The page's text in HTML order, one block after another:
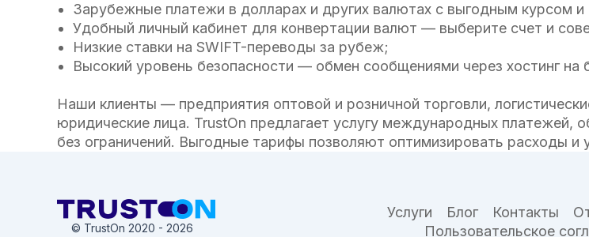
Зарубежные платежи в долларах и других валютах с выгодным курсом
Удобный личный кабинет для конвертации валют — выберите счет и
Низкие ставки на SWIFT-переводы за рубеж;
Высокий уровень безопасности — обмен сообщениями через хостинг на
Наши клиенты — предприятия оптовой и розничной торговли,
юридические лица. TrustOn предлагает услугу международных платежей,
без ограничений. Выгодные тарифы позволяют оптимизировать расходы и
© TrustOn 2020 - 2026
Услуги Блог Контакты
Пользовательское